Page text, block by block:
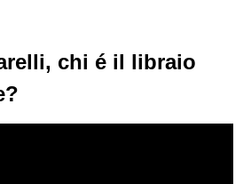
chi é il libraio